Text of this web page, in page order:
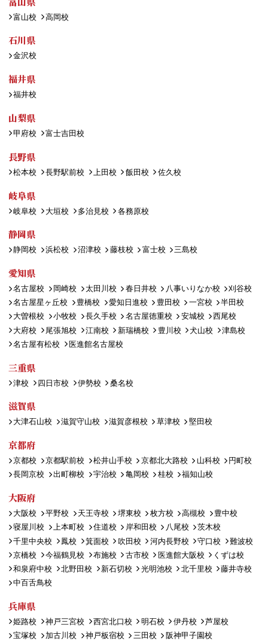
富山校 高岡校
石川県
金沢校
福井県
福井校
山梨県
甲府校 富士吉田校
長野県
松本校 長野駅前校 上田校 飯田校 佐久校
岐阜県
岐阜校 大垣校 多治見校 各務原校
静岡県
静岡校 浜松校 沼津校 藤枝校 富士校 三島校
愛知県
名古屋校 岡崎校 太田川校 春日井校 八事いりなか校
刈谷校
名古屋星ヶ丘校
豊橋校 愛知日進校 豊田校 一宮校
半田校
大曽根校
小牧校 長久手校 名古屋徳重校 安城校
西尾校
大府校
尾張旭校 江南校 新瑞橋校 豊川校 犬山校
津島校
名古屋有松校
医進館名古屋校
三重県
津校 四日市校 伊勢校 桑名校
滋賀県
大津石山校 滋賀守山校 滋賀彦根校 草津校 堅田校
京都府
京都校 京都駅前校 松井山手校 京都北大路校 山科校
円町校
長岡京校
出町柳校 宇治校 亀岡校 桂校 福知山校
大阪府
大阪校 平野校 天王寺校 堺東校 枚方校 高槻校
豊中校
寝屋川校
上本町校 住道校 岸和田校 八尾校
茨木校
千里中央校
鳳校 箕面校 吹田校 河内長野校 守口校
難波校
京橋校
今福鶴見校 布施校 古市校 医進館大阪校
くずは校
和泉府中校
北野田校 新石切校 光明池校 北千里校
藤井寺校
中百舌鳥校
兵庫県
姫路校 神戸三宮校 西宮北口校 明石校 伊丹校
芦屋校
宝塚校
加古川校 神戸板宿校 三田校
阪神甲子園校